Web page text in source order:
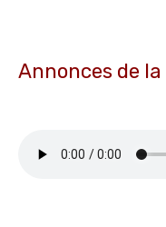
Annonces de